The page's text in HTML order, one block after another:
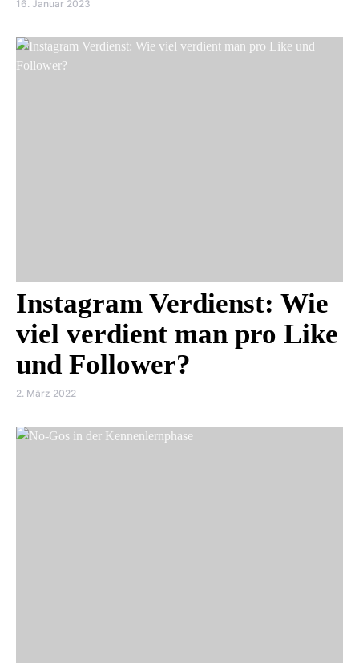
16. Januar 2023
Instagram Verdienst: Wie
viel verdient man pro Like
und Follower?
2. März 2022